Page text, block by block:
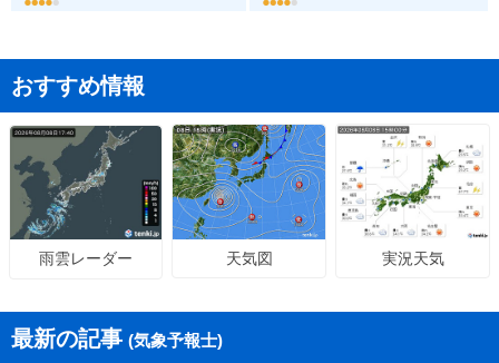
おすすめ情報
雨雲レーダー 天気図 実況天気
最新の記事 (気象予報士)